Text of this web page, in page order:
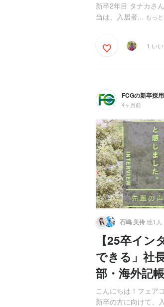
新卒2年目 タナカさ
当は、入居者... もっ
1 いい
FCGの新卒採用
4ヶ月前
石嶋 美伶他1人
【25卒イ
できる」社
部・海外記
こんにちは！フェア
新卒の方に向けて、